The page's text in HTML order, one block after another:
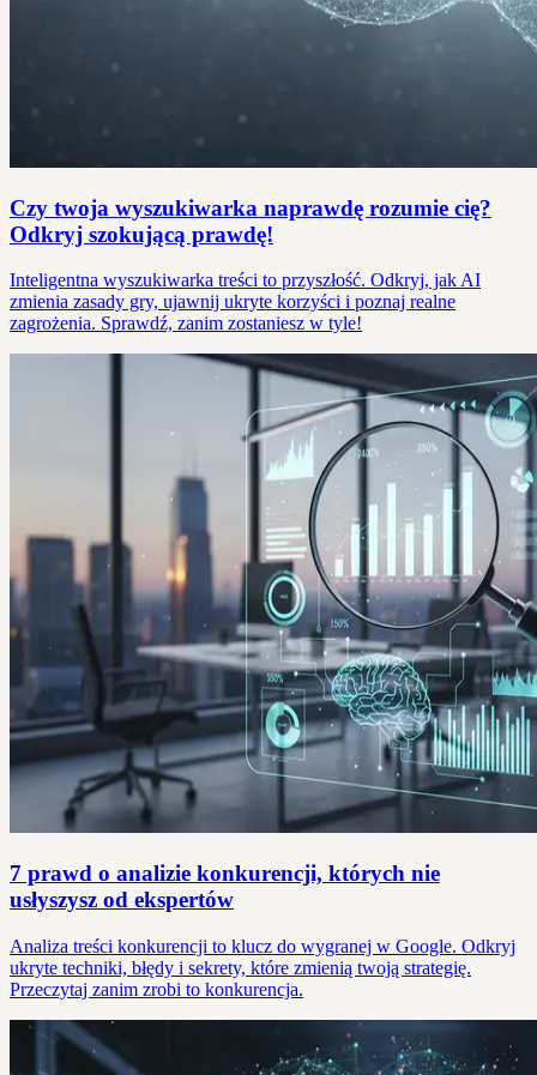
Czy twoja wyszukiwarka naprawdę rozumie cię?
Odkryj szokującą prawdę!
Inteligentna wyszukiwarka treści to przyszłość. Odkryj, jak AI
zmienia zasady gry, ujawnij ukryte korzyści i poznaj realne
zagrożenia. Sprawdź, zanim zostaniesz w tyle!
7 prawd o analizie konkurencji, których nie
usłyszysz od ekspertów
Analiza treści konkurencji to klucz do wygranej w Google. Odkryj
ukryte techniki, błędy i sekrety, które zmienią twoją strategię.
Przeczytaj zanim zrobi to konkurencja.